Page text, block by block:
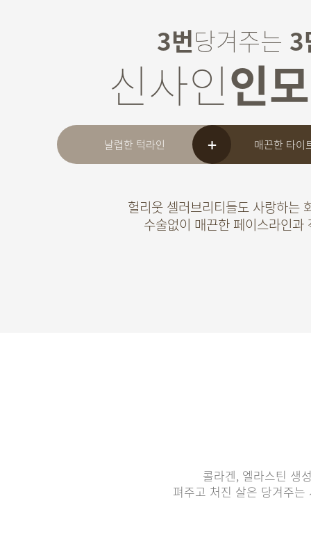
3번당겨주는 3
신사인인
날렵한 턱라인 매끈한 타이
헐리웃 셀러브리티들도 사랑하는
수술없이 매끈한 페이스라인과
콜라겐, 엘라스틴 생
펴주고 처진 살은 당겨주